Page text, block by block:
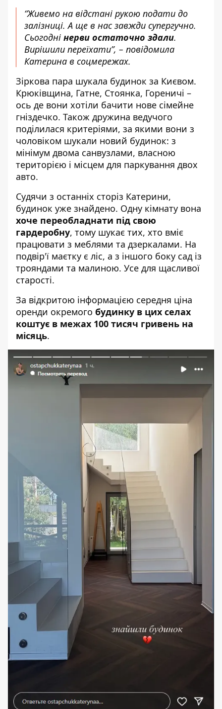
“Живемо на відстані рукою подати до
залізниці. А ще в нас завжди супергучно.
Сьогодні нерви остаточно здали.
Вирішили переїхати”, – повідомила
Катерина в соцмережах.
Зіркова пара шукала будинок за Києвом.
Крюківщина, Гатне, Стоянка, Гореничі –
ось де вони хотіли бачити нове сімейне
гніздечко. Також дружина ведучого
поділилася критеріями, за якими вони з
чоловіком шукали новий будинок: з
мінімум двома санвузлами, власною
територією і місцем для паркування двох
авто.
Судячи з останніх сторіз Катерини,
будинок уже знайдено. Одну кімнату вона
хоче переобладнати під свою
гардеробну, тому шукає тих, хто вміє
працювати з меблями та дзеркалами. На
подвір'ї маєтку є ліс, а з іншого боку сад із
трояндами та малиною. Усе для щасливої
старості.
За відкритою інформацією середня ціна
оренди окремого будинку в цих селах
коштує в межах 100 тисяч гривень на
місяць.